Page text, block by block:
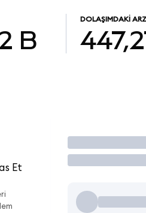
B
DOLAŞIMDAKI ARZ
Et
İşlem Yap